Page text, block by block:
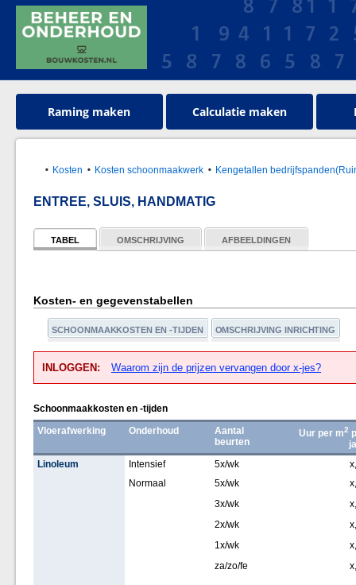
Raming maken Calculatie maken
Kosten Kosten schoonmaakwerk Kengetallen
ENTREE, SLUIS, HANDMATIG
TABEL OMSCHRIJVING AFBEELDINGEN
Kosten- en gegevenstabellen
SCHOONMAAKKOSTEN EN -TIJDEN OMSCHRIJVING INRICHTING
INLOGGEN: Waarom zijn de prijzen vervangen door x-jes?
Schoonmaakkosten en -tijden
Vloerafwerking
Onderhoud
Aantal
beurten
Uur per m2
Linoleum
Intensief 5x/wk
Normaal
5x/wk
3x/wk
2x/wk
1x/wk
za/zo/fe